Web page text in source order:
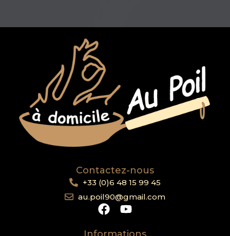
Contactez-nous
+33 (0)6 48 15 99 45
au.poil90@gmail.com
Informations